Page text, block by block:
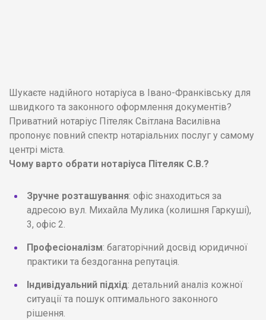
Шукаєте надійного нотаріуса в Івано-Франківську для
швидкого та законного оформлення документів?
Приватний нотаріус Пітеляк Світлана Василівна
пропонує повний спектр нотаріальних послуг у самому
центрі міста.
Чому варто обрати нотаріуса Пітеляк С.В.?
Зручне розташування: офіс знаходиться за
адресою вул. Михайла Мулика (колишня Гаркуші),
3, офіс 2.
Професіоналізм: багаторічний досвід юридичної
практики та бездоганна репутація.
Індивідуальний підхід: детальний аналіз кожної
ситуації та пошук оптимального законного
рішення.